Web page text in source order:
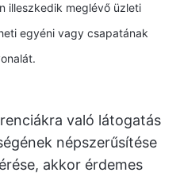
illeszkedik meglévő üzleti
egyéni vagy csapatának
való látogatás
népszerűsítése
akkor érdemes